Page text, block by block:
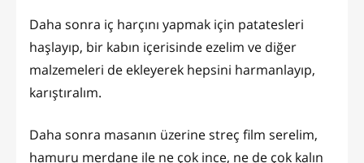
Daha sonra iç harçını yapmak için patatesleri
haşlayıp, bir kabın içerisinde ezelim ve diğer
malzemeleri de ekleyerek hepsini harmanlayıp,
karıştıralım.
Daha sonra masanın üzerine streç film serelim,
hamuru merdane ile ne çok ince, ne de çok kalın